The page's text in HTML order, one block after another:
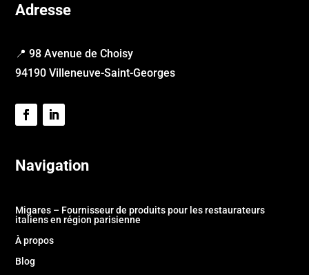
Adresse
📍 98 Avenue de Choisy
94190 Villeneuve-Saint-Georges
Navigation
Migares – Fournisseur de produits pour les restaurateurs
italiens en région parisienne
À propos
Blog